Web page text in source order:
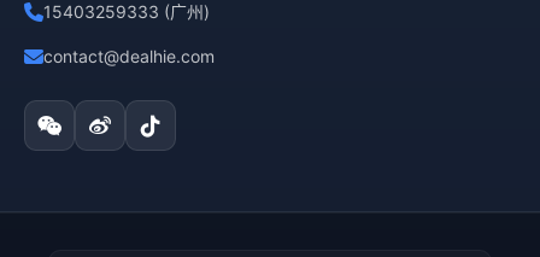
15403259333 (广州)
contact@dealhie.com